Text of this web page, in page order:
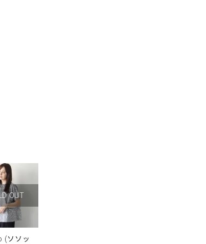
OUT
(ソソッ